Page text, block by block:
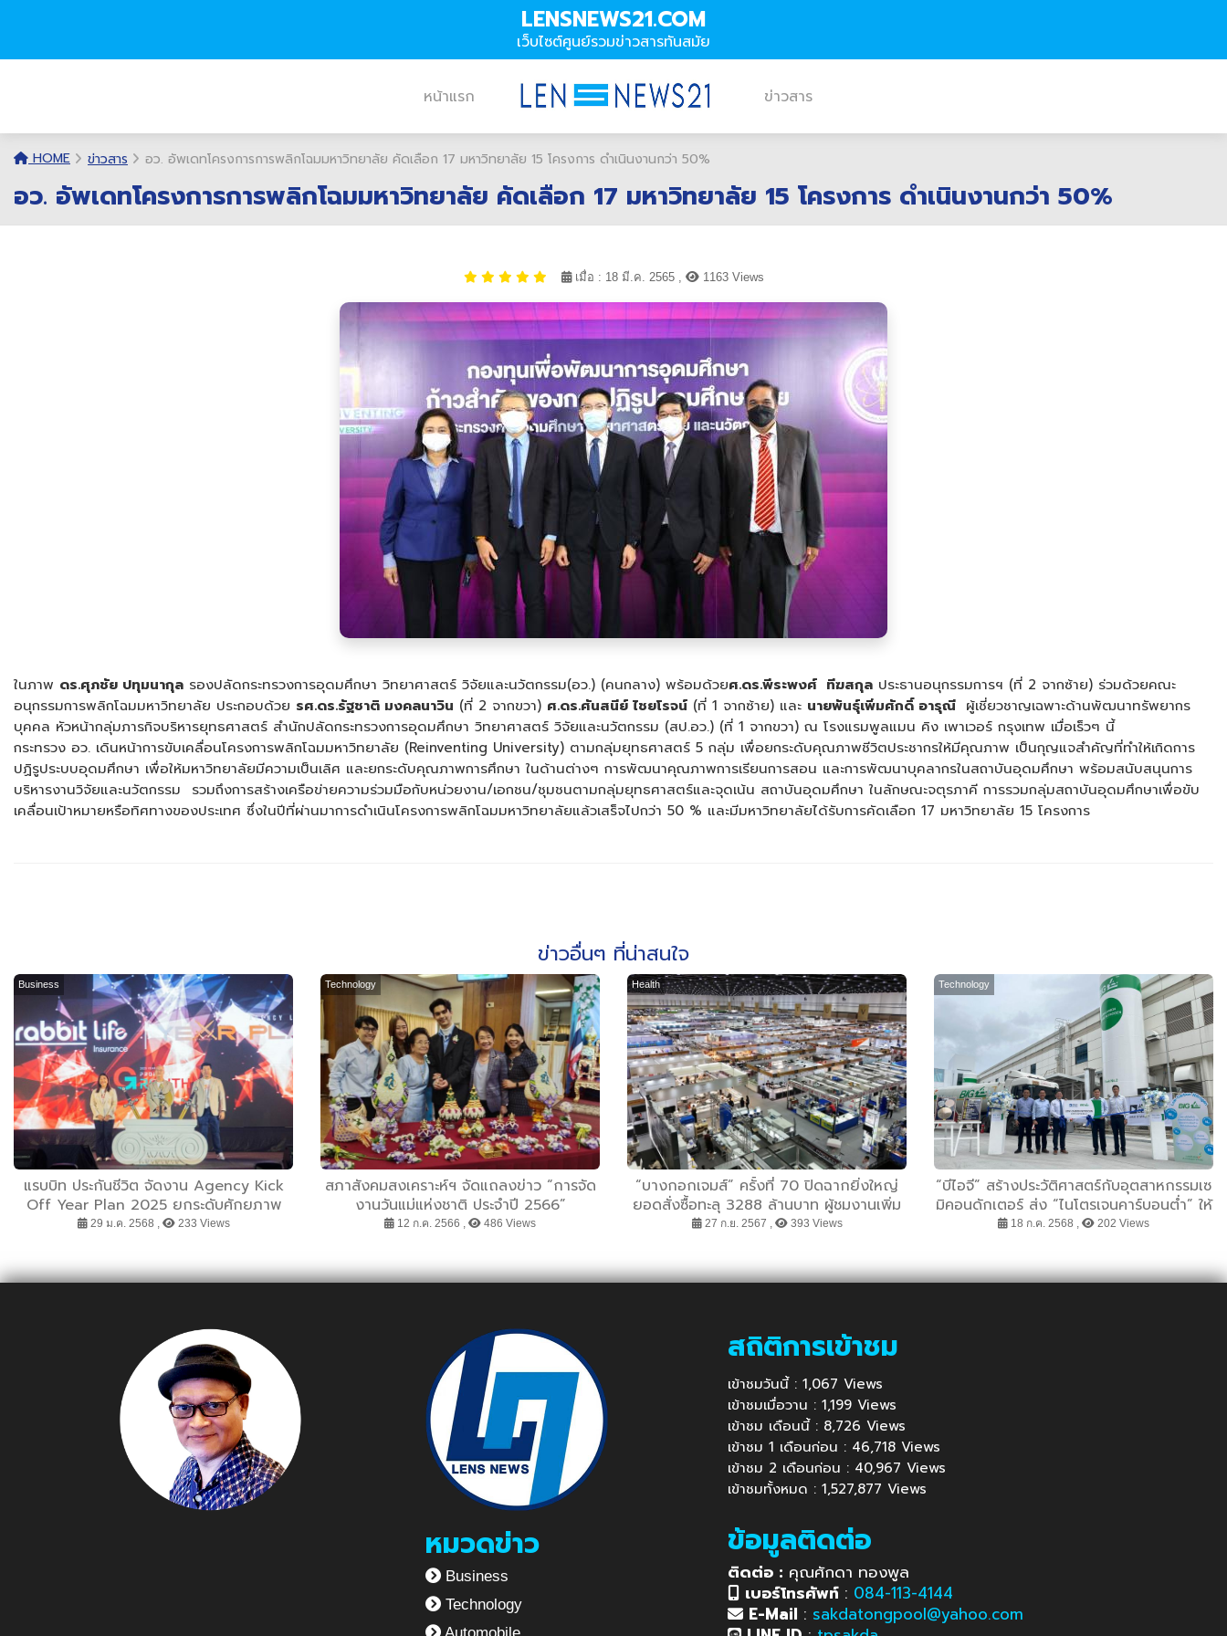
LENSNEWS21.COM
เว็บไซต์ศูนย์รวมข่าวสารทันสมัย
หน้าแรก ข่าวสาร
HOME ข่าวสาร อว. อัพเดทโครงการการพลิกโฉมมหาวิทยาลัย คัดเลือก 17 มหาวิทยาลัย 15 โครงการ ดำเนินงานกว่า 50%
อว. อัพเดทโครงการการพลิกโฉมมหาวิทยาลัย คัดเลือก 17 มหาวิทยาลัย 15 โครงการ ดำเนินงานกว่า 50%
เมื่อ : 18 มี.ค. 2565 , 1163 Views
ในภาพ ดร.ศุภชัย ปทุมนากุล รองปลัดกระทรวงการอุดมศึกษา วิทยาศาสตร์ วิจัยและนวัตกรรม(อว.) (คนกลาง) พร้อมด้วยศ.ดร.พีระพงศ์ ทีฆสกุล ประธานอนุกรรมการฯ (ที่ 2 จากซ้าย) ร่วมด้วยคณะ
อนุกรรมการพลิกโฉมมหาวิทยาลัย ประกอบด้วย รศ.ดร.รัฐชาติ มงคลนาวิน (ที่ 2 จากขวา) ศ.ดร.ศันสนีย์ ไชยโรจน์ (ที่ 1 จากซ้าย) และ นายพันธุ์เพิ่มศักดิ์ อารุณี ผู้เชี่ยวชาญเฉพาะด้านพัฒนาทรัพยากร
บุคคล หัวหน้ากลุ่มภารกิจบริหารยุทธศาสตร์ สำนักปลัดกระทรวงการอุดมศึกษา วิทยาศาสตร์ วิจัยและนวัตกรรม (สป.อว.) (ที่ 1 จากขวา) ณ โรงแรมพูลแมน คิง เพาเวอร์ กรุงเทพ เมื่อเร็วๆ นี้
กระทรวง อว. เดินหน้าการขับเคลื่อนโครงการพลิกโฉมมหาวิทยาลัย (Reinventing University) ตามกลุ่มยุทธศาสตร์ 5 กลุ่ม เพื่อยกระดับคุณภาพชีวิตประชากรให้มีคุณภาพ เป็นกุญแจสำคัญที่ทำให้เกิดการ
ปฏิรูประบบอุดมศึกษา เพื่อให้มหาวิทยาลัยมีความเป็นเลิศ และยกระดับคุณภาพการศึกษา ในด้านต่างๆ การพัฒนาคุณภาพการเรียนการสอน และการพัฒนาบุคลากรในสถาบันอุดมศึกษา พร้อมสนับสนุนการ
บริหารงานวิจัยและนวัตกรรม รวมถึงการสร้างเครือข่ายความร่วมมือกับหน่วยงาน/เอกชน/ชุมชนตามกลุ่มยุทธศาสตร์และจุดเน้น สถาบันอุดมศึกษา ในลักษณะจตุรภาคี การรวมกลุ่มสถาบันอุดมศึกษาเพื่อขับ
เคลื่อนเป้าหมายหรือทิศทางของประเทศ ซึ่งในปีที่ผ่านมาการดำเนินโครงการพลิกโฉมมหาวิทยาลัยแล้วเสร็จไปกว่า 50 % และมีมหาวิทยาลัยได้รับการคัดเลือก 17 มหาวิทยาลัย 15 โครงการ
ข่าวอื่นๆ ที่น่าสนใจ
Business
แรบบิท ประกันชีวิต จัดงาน Agency Kick
Off Year Plan 2025 ยกระดับศักยภาพ
ตัวแทน พร้อมวางเป้าขยายเครือข่ายทั่ว
29 ม.ค. 2568 , 233 Views
Technology
สภาสังคมสงเคราะห์ฯ จัดแถลงข่าว “การจัด
งานวันแม่แห่งชาติ ประจำปี 2566”
12 ก.ค. 2566 , 486 Views
Health
“บางกอกเจมส์” ครั้งที่ 70 ปิดฉากยิ่งใหญ่
ยอดสั่งซื้อทะลุ 3288 ล้านบาท ผู้ชมงานเพิ่ม
ขึ้นร้อยละ 6.11 ดันไทยขึ้นแท่นศูนย์กลางการ
27 ก.ย. 2567 , 393 Views
Technology
“บีไอจี” สร้างประวัติศาสตร์กับอุตสาหกรรมเซ
มิคอนดักเตอร์ ส่ง “ไนโตรเจนคาร์บอนต่ำ” ให้
“อนาล็อก ดีไวเซส” หนุนเป้าหมาย Net Zero
18 ก.ค. 2568 , 202 Views
หมวดข่าว
Business
Technology
Automobile
สถิติการเข้าชม
เข้าชมวันนี้ : 1,067 Views
เข้าชมเมื่อวาน : 1,199 Views
เข้าชม เดือนนี้ : 8,726 Views
เข้าชม 1 เดือนก่อน : 46,718 Views
เข้าชม 2 เดือนก่อน : 40,967 Views
เข้าชมทั้งหมด : 1,527,877 Views
ข้อมูลติดต่อ
ติดต่อ : คุณศักดา ทองพูล
เบอร์โทรศัพท์ : 084-113-4144
E-Mail : sakdatongpool@yahoo.com